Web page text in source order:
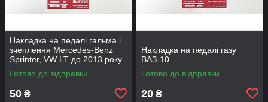
Накладка на педалі гальма і
зчеплення Mercedes-Benz
Sprinter, VW LT до 2013 року
Готово до відправки
50 ₴
Накладка на педалі газу
ВАЗ-10
Готово до відправки
20 ₴